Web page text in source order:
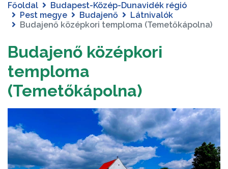
Főoldal
Budapest-Közép-Dunavidék régió
Pest megye
Budajenő
Látnivalók
Budajenő középkori temploma (Temetőkápolna)
Budajenő középkori
temploma
(Temetőkápolna)